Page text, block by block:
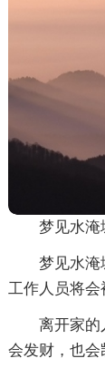
梦见水淹
梦见水淹
工作人员将会
离开家的
会发财，也会